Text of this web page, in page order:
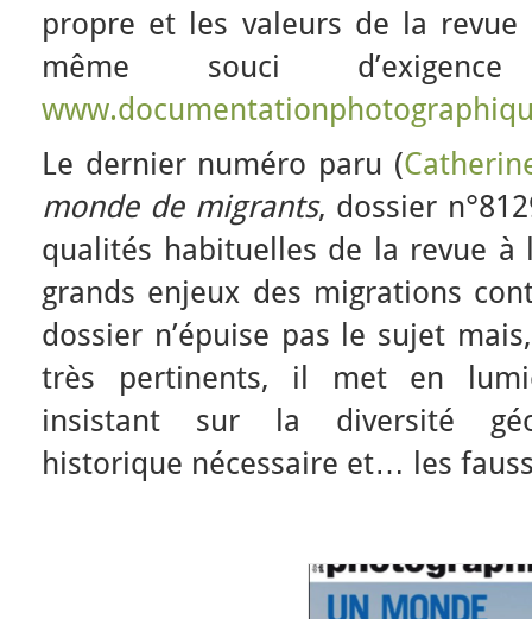
propre et les valeurs de la revue
même souci
Le dernier numéro paru (
monde de migrants, dossier
qualités habituelles de la revue à
grands enjeux des migrations
dossier n’épuise pas le sujet
très pertinents, il met en
insistant sur la diversité
historique nécessaire et… les